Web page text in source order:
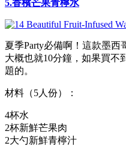
5.香檳芒果青檸水
夏季Party必備啊！這款墨
大概也就10分鐘，如果買不
題的。
材料（5人份）：
4杯水
2杯新鮮芒果肉
2大勺新鮮青檸汁